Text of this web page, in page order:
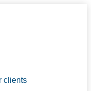
clients